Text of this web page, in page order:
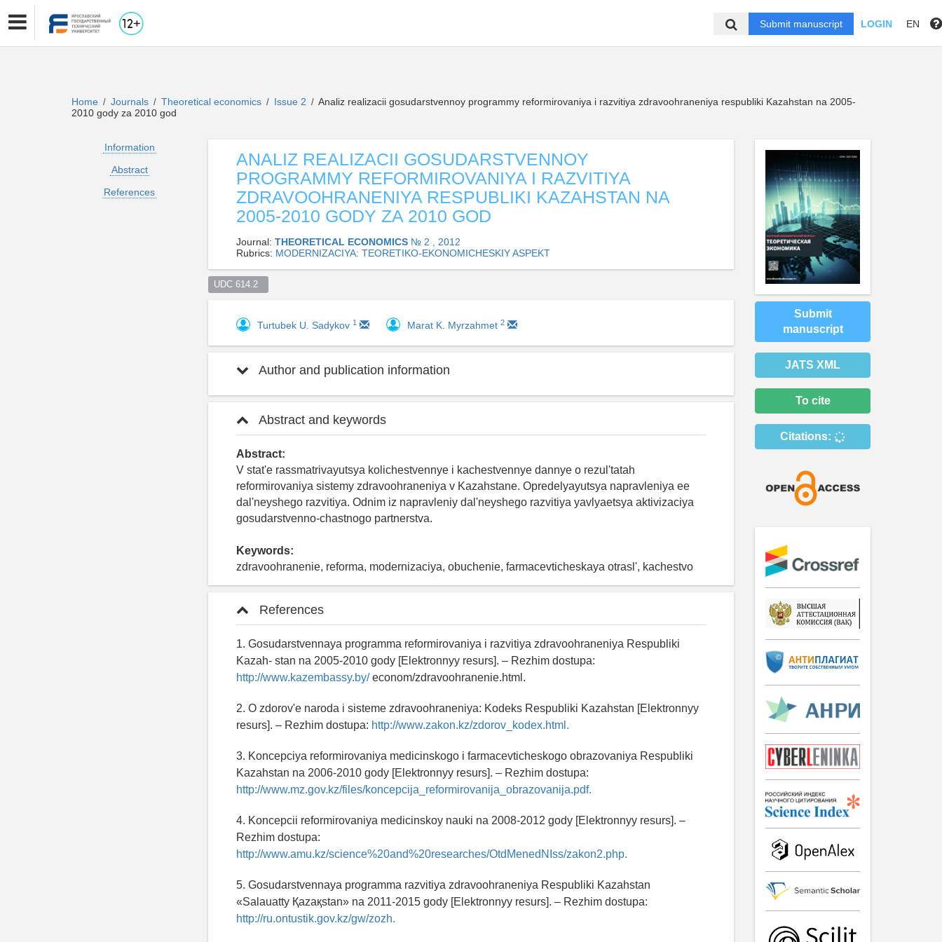
Submit manuscript LOGIN EN
Home / Journals / Theoretical economics / Issue 2 / Analiz realizacii gosudarstvennoy programmy reformirovaniya i razvitiya zdravoohraneniya respubliki Kazahstan na 2005-
2010 gody za 2010 god
Information
Abstract
References
ANALIZ REALIZACII GOSUDARSTVENNOY
PROGRAMMY REFORMIROVANIYA I RAZVITIYA
ZDRAVOOHRANENIYA RESPUBLIKI KAZAHSTAN NA
2005-2010 GODY ZA 2010 GOD
Journal: THEORETICAL ECONOMICS № 2 , 2012
Rubrics: MODERNIZACIYA: TEORETIKO-EKONOMICHESKIY ASPEKT
UDC 614.2
Turtubek U. Sadykov 1 Marat K. Myrzahmet 2
Author and publication information
Abstract and keywords
Abstract:
V stat'e rassmatrivayutsya kolichestvennye i kachestvennye dannye o rezul'tatah
reformirovaniya sistemy zdravoohraneniya v Kazahstane. Opredelyayutsya napravleniya ee
dal'neyshego razvitiya. Odnim iz napravleniy dal'neyshego razvitiya yavlyaetsya aktivizaciya
gosudarstvenno-chastnogo partnerstva.
Keywords:
zdravoohranenie, reforma, modernizaciya, obuchenie, farmacevticheskaya otrasl', kachestvo
References
1. Gosudarstvennaya programma reformirovaniya i razvitiya zdravoohraneniya Respubliki
Kazah- stan na 2005-2010 gody [Elektronnyy resurs]. – Rezhim dostupa:
http://www.kazembassy.by/econom/zdravoohranenie.html.
2. O zdorov'e naroda i sisteme zdravoohraneniya: Kodeks Respubliki Kazahstan [Elektronnyy
resurs]. – Rezhim dostupa: http://www.zakon.kz/zdorov_kodex.html.
3. Koncepciya reformirovaniya medicinskogo i farmacevticheskogo obrazovaniya Respubliki
Kazahstan na 2006-2010 gody [Elektronnyy resurs]. – Rezhim dostupa:
http://www.mz.gov.kz/files/koncepcija_reformirovanija_obrazovanija.pdf.
4. Koncepcii reformirovaniya medicinskoy nauki na 2008-2012 gody [Elektronnyy resurs]. –
Rezhim dostupa:
http://www.amu.kz/science%20and%20researches/OtdMenedNIss/zakon2.php.
5. Gosudarstvennaya programma razvitiya zdravoohraneniya Respubliki Kazahstan
«Salauatty Қazaқstan» na 2011-2015 gody [Elektronnyy resurs]. – Rezhim dostupa:
http://ru.ontustik.gov.kz/gw/zozh.
Submit
manuscript
JATS XML
To cite
Citations: